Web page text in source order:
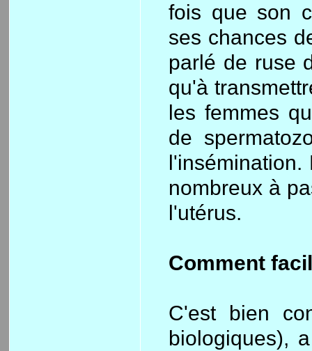
fois que son
ses chances
parlé de ruse
qu'à
les femmes
de
nombreux à
l'utérus.
Comment
C'est bien
biologiques),